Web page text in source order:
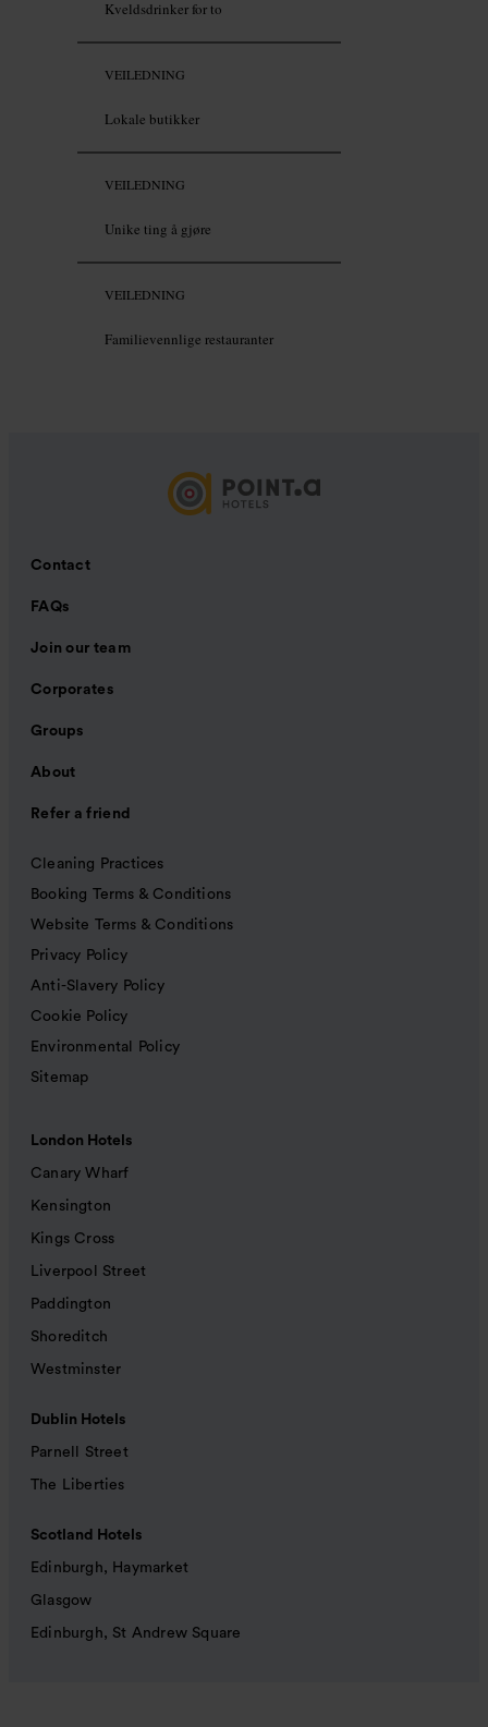
Kveldsdrinker for to
VEILEDNING
Lokale butikker
VEILEDNING
Unike ting å gjøre
VEILEDNING
Familievennlige restauranter
Contact
FAQs
Join our team
Corporates
Groups
About
Refer a friend
Cleaning Practices
Booking Terms & Conditions
Website Terms & Conditions
Privacy Policy
Anti-Slavery Policy
Cookie Policy
Environmental Policy
Sitemap
London Hotels
Canary Wharf
Kensington
Kings Cross
Liverpool Street
Paddington
Shoreditch
Westminster
Dublin Hotels
Parnell Street
The Liberties
Scotland Hotels
Edinburgh, Haymarket
Glasgow
Edinburgh, St Andrew Square